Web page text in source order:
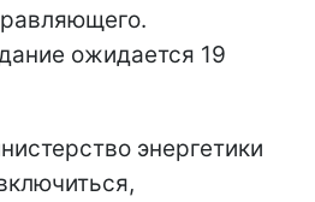
ожидается 19
энергетики